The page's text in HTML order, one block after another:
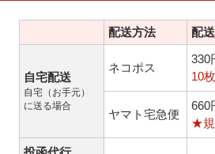
配送方法 配
自宅配送
自宅（お手元）
に送る場合
ネコポス
330
10
ヤマト宅急便
660
★規